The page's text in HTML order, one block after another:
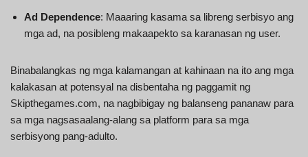
Ad Dependence: Maaaring kasama sa libreng serbisyo ang
mga ad, na posibleng makaapekto sa karanasan ng user.
Binabalangkas ng mga kalamangan at kahinaan na ito ang mga
kalakasan at potensyal na disbentaha ng paggamit ng
Skipthegames.com, na nagbibigay ng balanseng pananaw para
sa mga nagsasaalang-alang sa platform para sa mga
serbisyong pang-adulto.